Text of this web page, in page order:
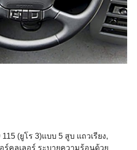
(ยูโร 3)แบบ 5 สูบ แถวเรียง,
ร์คูลเลอร์ ระบายความร้อนด้วย